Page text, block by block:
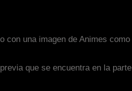
con una imagen de Animes como
que se encuentra en la parte